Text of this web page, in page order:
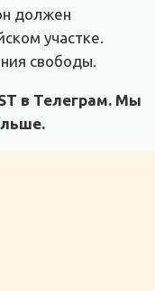
должен
участке.
свободы.
в Телеграм. Мы